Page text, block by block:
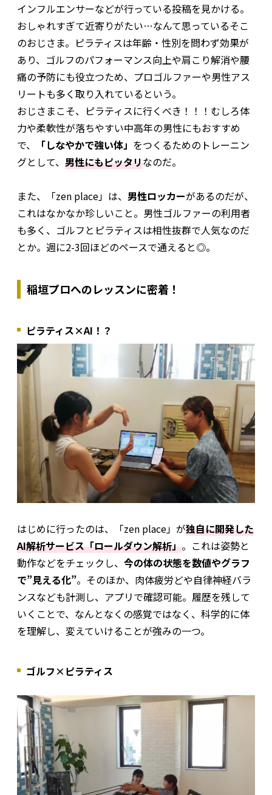
インフルエンサーなどが行っている投稿を見かける。
おしゃれすぎて近寄りがたい…なんて思っているそこ
のおじさま。ピラティスは年齢・性別を問わず効果が
あり、ゴルフのパフォーマンス向上や肩こり解消や腰
痛の予防にも役立つため、プロゴルファーや男性アス
リートも多く取り入れているという。
おじさまこそ、ピラティスに行くべき！！！むしろ体
力や柔軟性が落ちやすい中高年の男性にもおすすめ
で、
「しなやかで強い体」 をつくるためのトレーニン
グとして、 男性にもピッタリなのだ。
また、「zen place」は、 男性ロッカーがあるのだが、
これはなかなか珍しいこと。男性ゴルファーの利用者
も多く、ゴルフとピラティスは相性抜群で人気なのだ
とか。週に2-3回ほどのペースで通えると◎。
稲垣プロへのレッスンに密着！
ピラティス×AI！？
はじめに行ったのは、「zen place」が独自に開発した
AI解析サービス「ロールダウン解析」。これは姿勢と
動作などをチェックし、 今の体の状態を数値やグラフ
で”見える化”。そのほか、肉体疲労どや自律神経バラ
ンスなども計測し、アプリで確認可能。履歴を残して
いくことで、なんとなくの感覚ではなく、科学的に体
を理解し、変えていけることが強みの一つ。
ゴルフ×ピラティス